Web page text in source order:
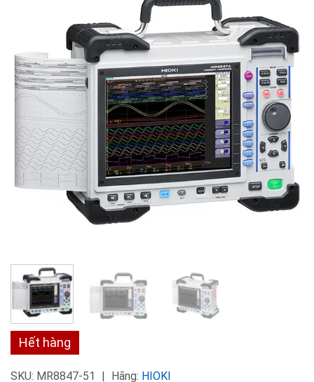
Hết hàng
SKU: MR8847-51 Hãng: HIOKI